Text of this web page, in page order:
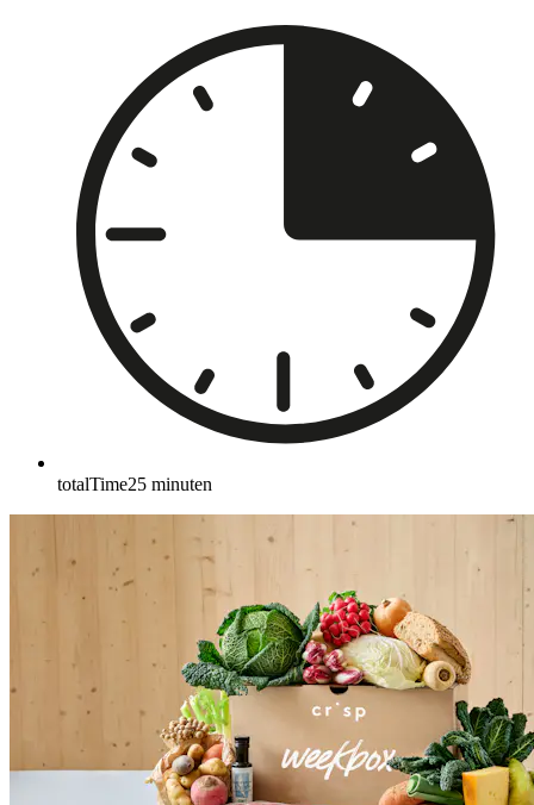
totalTime25 minuten